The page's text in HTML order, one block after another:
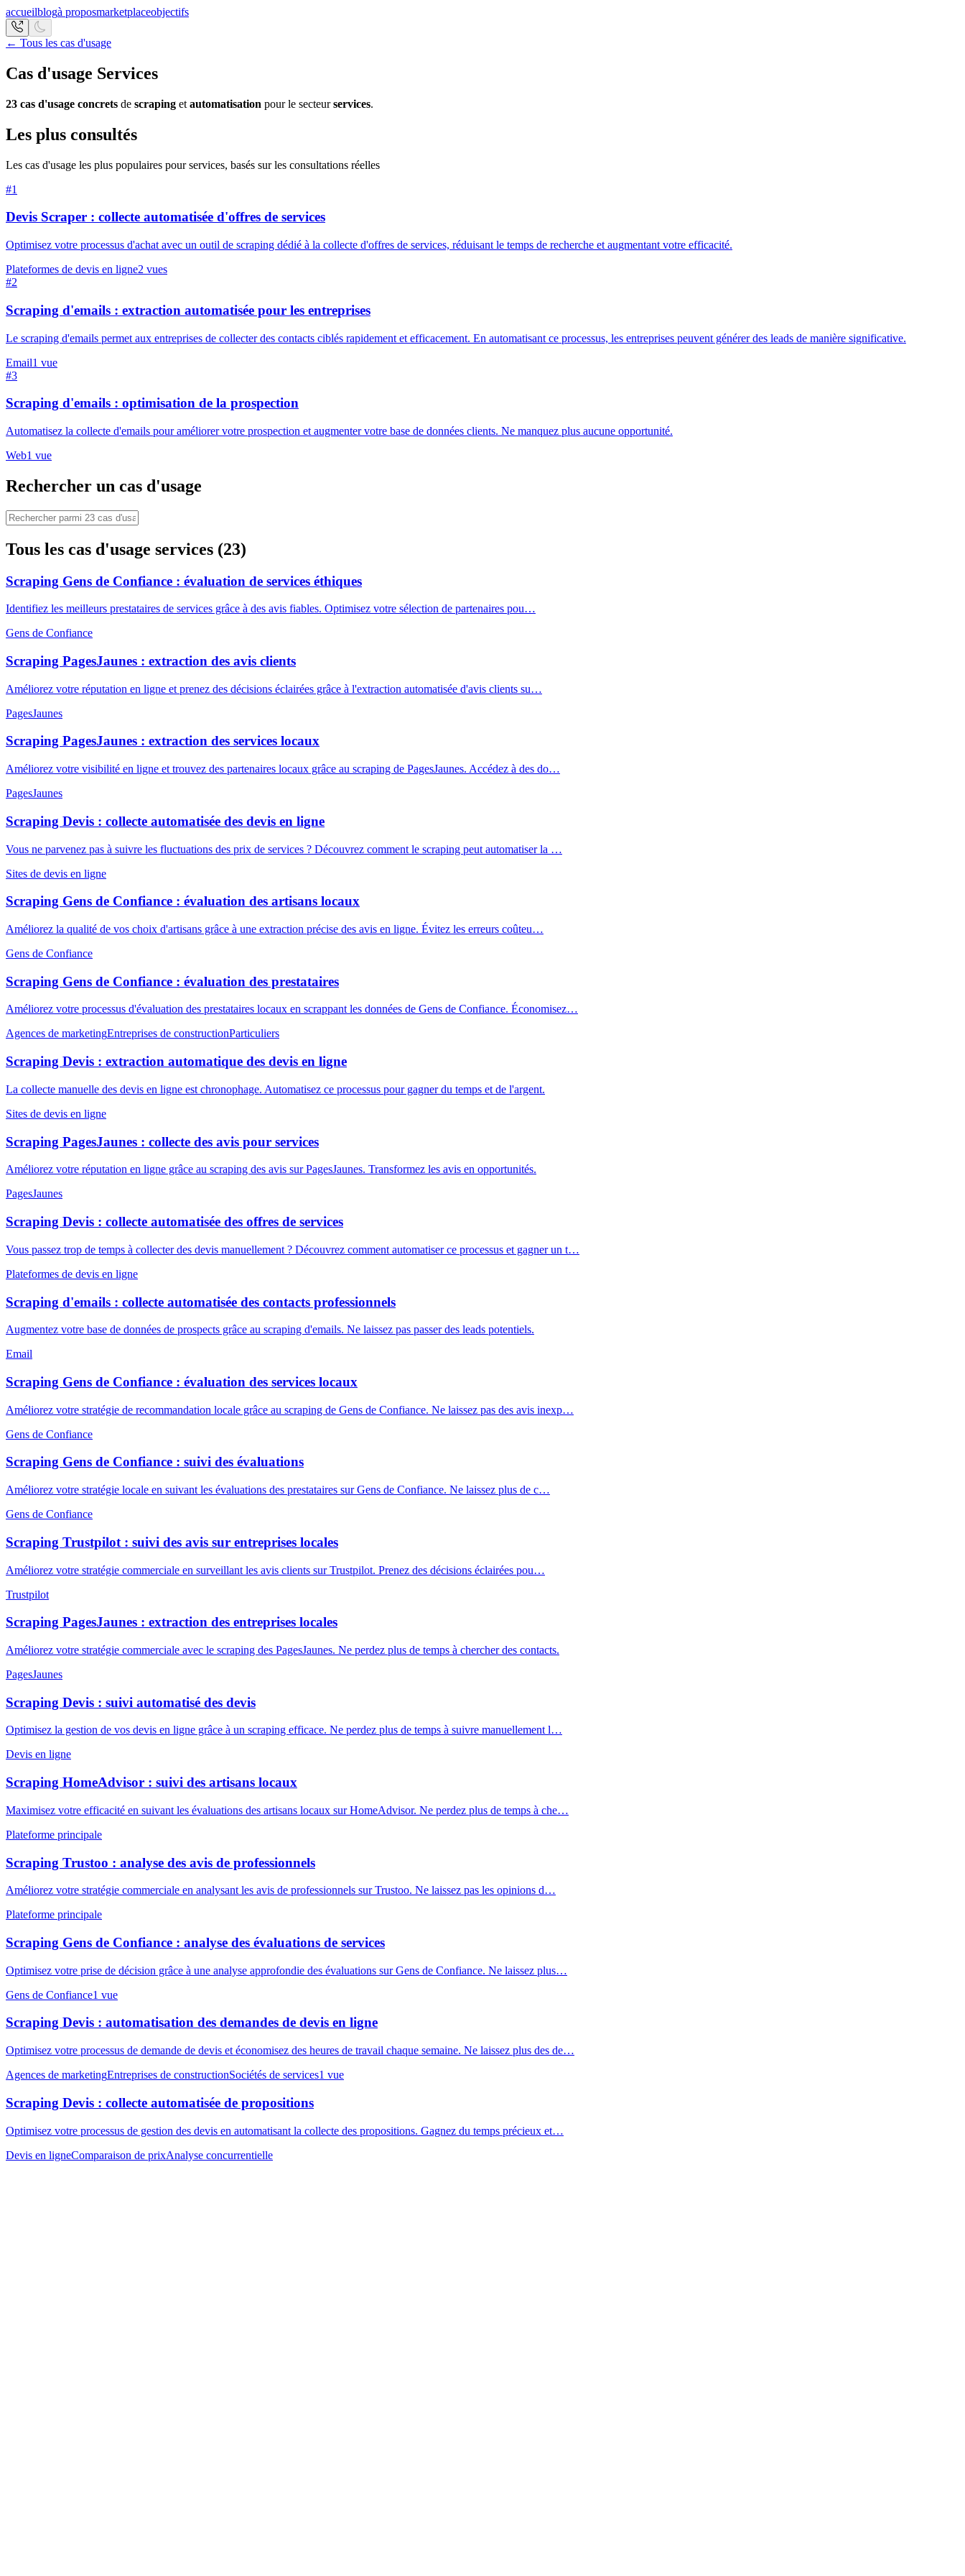
accueilblogà proposmarketplaceobjectifs
← Tous les cas d'usage
Cas d'usage Services
23 cas d'usage concrets de scraping et automatisation pour le secteurservices.
Les plus consultés
Les cas d'usage les plus populaires pourservices, basés sur les consultations réelles
#1
Devis Scraper : collecte automatisée d'offres de services
Optimisez votre processus d'achat avec un outil de scraping dédié à la collecte d'offres de services, réduisant le temps de recherche et augmentant votre efficacité.
Plateformes de devis en ligne2 vues
#2
Scraping d'emails : extraction automatisée pour les entreprises
Le scraping d'emails permet aux entreprises de collecter des contacts ciblés rapidement et efficacement. En automatisant ce processus, les entreprises peuvent générer des leads de manière significative.
Email1 vue
#3
Scraping d'emails : optimisation de la prospection
Automatisez la collecte d'emails pour améliorer votre prospection et augmenter votre base de données clients. Ne manquez plus aucune opportunité.
Web1 vue
Rechercher un cas d'usage
Tous les cas d'usage services (23)
Scraping Gens de Confiance : évaluation de services éthiques
Identifiez les meilleurs prestataires de services grâce à des avis fiables. Optimisez votre sélection de partenaires pou…
Gens de Confiance
Scraping PagesJaunes : extraction des avis clients
Améliorez votre réputation en ligne et prenez des décisions éclairées grâce à l'extraction automatisée d'avis clients su…
PagesJaunes
Scraping PagesJaunes : extraction des services locaux
Améliorez votre visibilité en ligne et trouvez des partenaires locaux grâce au scraping de PagesJaunes. Accédez à des do…
PagesJaunes
Scraping Devis : collecte automatisée des devis en ligne
Vous ne parvenez pas à suivre les fluctuations des prix de services ? Découvrez comment le scraping peut automatiser la …
Sites de devis en ligne
Scraping Gens de Confiance : évaluation des artisans locaux
Améliorez la qualité de vos choix d'artisans grâce à une extraction précise des avis en ligne. Évitez les erreurs coûteu…
Gens de Confiance
Scraping Gens de Confiance : évaluation des prestataires
Améliorez votre processus d'évaluation des prestataires locaux en scrappant les données de Gens de Confiance. Économisez…
Agences de marketingEntreprises de constructionParticuliers
Scraping Devis : extraction automatique des devis en ligne
La collecte manuelle des devis en ligne est chronophage. Automatisez ce processus pour gagner du temps et de l'argent.
Sites de devis en ligne
Scraping PagesJaunes : collecte des avis pour services
Améliorez votre réputation en ligne grâce au scraping des avis sur PagesJaunes. Transformez les avis en opportunités.
PagesJaunes
Scraping Devis : collecte automatisée des offres de services
Vous passez trop de temps à collecter des devis manuellement ? Découvrez comment automatiser ce processus et gagner un t…
Plateformes de devis en ligne
Scraping d'emails : collecte automatisée des contacts professionnels
Augmentez votre base de données de prospects grâce au scraping d'emails. Ne laissez pas passer des leads potentiels.
Email
Scraping Gens de Confiance : évaluation des services locaux
Améliorez votre stratégie de recommandation locale grâce au scraping de Gens de Confiance. Ne laissez pas des avis inexp…
Gens de Confiance
Scraping Gens de Confiance : suivi des évaluations
Améliorez votre stratégie locale en suivant les évaluations des prestataires sur Gens de Confiance. Ne laissez plus de c…
Gens de Confiance
Scraping Trustpilot : suivi des avis sur entreprises locales
Améliorez votre stratégie commerciale en surveillant les avis clients sur Trustpilot. Prenez des décisions éclairées pou…
Trustpilot
Scraping PagesJaunes : extraction des entreprises locales
Améliorez votre stratégie commerciale avec le scraping des PagesJaunes. Ne perdez plus de temps à chercher des contacts.
PagesJaunes
Scraping Devis : suivi automatisé des devis
Optimisez la gestion de vos devis en ligne grâce à un scraping efficace. Ne perdez plus de temps à suivre manuellement l…
Devis en ligne
Scraping HomeAdvisor : suivi des artisans locaux
Maximisez votre efficacité en suivant les évaluations des artisans locaux sur HomeAdvisor. Ne perdez plus de temps à che…
Plateforme principale
Scraping Trustoo : analyse des avis de professionnels
Améliorez votre stratégie commerciale en analysant les avis de professionnels sur Trustoo. Ne laissez pas les opinions d…
Plateforme principale
Scraping Gens de Confiance : analyse des évaluations de services
Optimisez votre prise de décision grâce à une analyse approfondie des évaluations sur Gens de Confiance. Ne laissez plus…
Gens de Confiance1 vue
Scraping Devis : automatisation des demandes de devis en ligne
Optimisez votre processus de demande de devis et économisez des heures de travail chaque semaine. Ne laissez plus des de…
Agences de marketingEntreprises de constructionSociétés de services1 vue
Scraping Devis : collecte automatisée de propositions
Optimisez votre processus de gestion des devis en automatisant la collecte des propositions. Gagnez du temps précieux et…
Devis en ligneComparaison de prixAnalyse concurrentielle